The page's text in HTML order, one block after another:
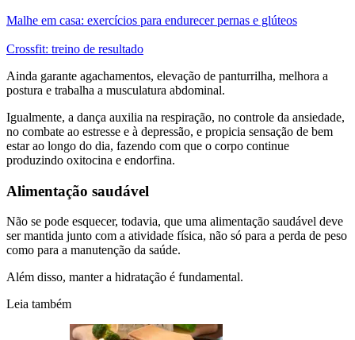
Malhe em casa: exercícios para endurecer pernas e glúteos
Crossfit: treino de resultado
Ainda garante agachamentos, elevação de panturrilha, melhora a
postura e trabalha a musculatura abdominal.
Igualmente, a dança auxilia na respiração, no controle da ansiedade,
no combate ao estresse e à depressão, e propicia sensação de bem
estar ao longo do dia, fazendo com que o corpo continue
produzindo oxitocina e endorfina.
Alimentação saudável
Não se pode esquecer, todavia, que uma alimentação saudável deve
ser mantida junto com a atividade física, não só para a perda de peso
como para a manutenção da saúde.
Além disso, manter a hidratação é fundamental.
Leia também